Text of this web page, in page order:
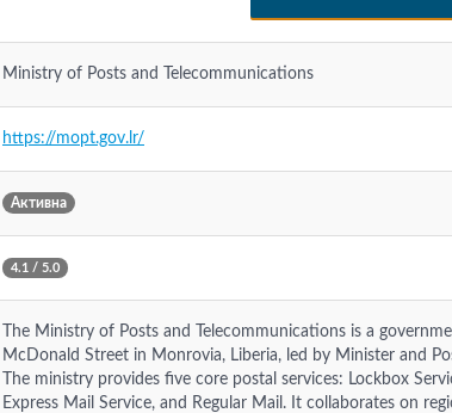
Ministry of Posts and Telecommunications
https://mopt.gov.lr/
Активна
4.1 / 5.0
The Ministry of Posts and Telecommunications is a
McDonald Street in Monrovia, Liberia, led by Minister and
The ministry provides five core postal services: Lockbox
Express Mail Service, and Regular Mail. It collaborates on